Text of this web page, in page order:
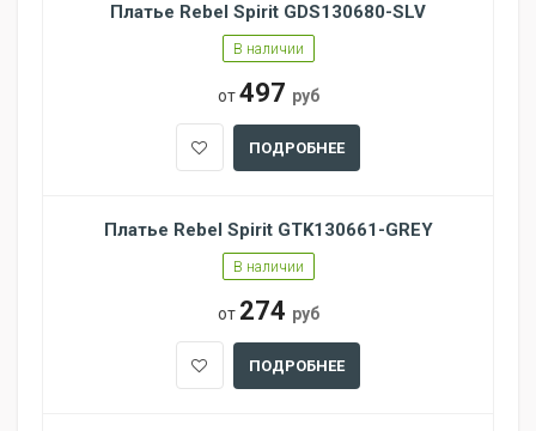
Платье Rebel Spirit GDS130680-SLV
В наличии
от497 руб
ПОДРОБНЕЕ
Платье Rebel Spirit GTK130661-GREY
В наличии
от 274 руб
ПОДРОБНЕЕ